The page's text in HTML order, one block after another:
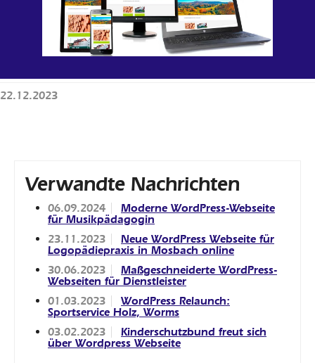
22.12.2023
Verwandte Nachrichten
06.09.2024
Moderne WordPress-Webseite
für Musikpädagogin
23.11.2023
Neue WordPress Webseite für
Logopädiepraxis in Mosbach online
30.06.2023
Maßgeschneiderte WordPress-
Webseiten für Dienstleister
01.03.2023
WordPress Relaunch:
Sportservice Holz, Worms
03.02.2023
Kinderschutzbund freut sich
über Wordpress Webseite